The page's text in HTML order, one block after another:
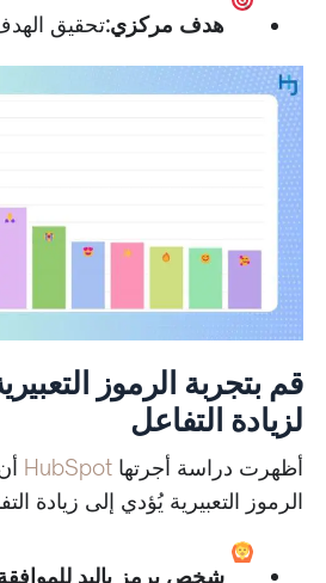
هدف مركزي:تحقيق
قم بتجربة الرموز
لزيادة التفاعل
أظهرت دراسة أجرتهاHubSpot
الرموز التعبيرية يُؤدي إلى زيادة
شخص يرمز باليد